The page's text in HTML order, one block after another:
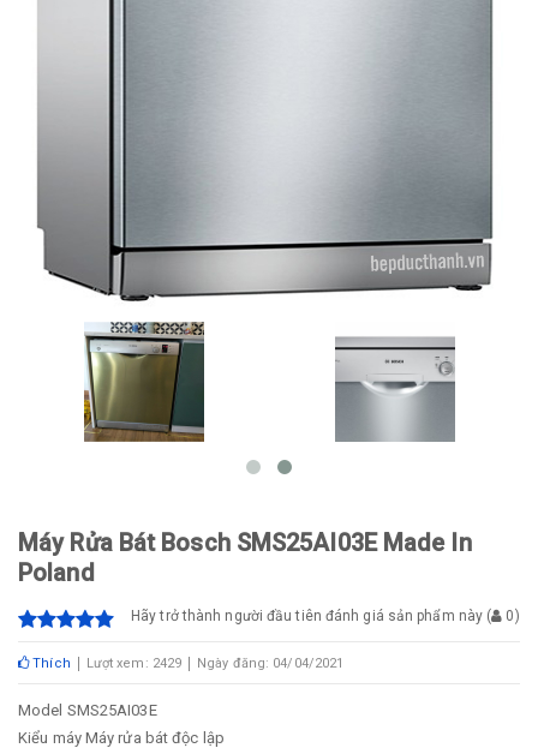
Máy Rửa Bát Bosch SMS25AI03E Made In
Poland
Hãy trở thành người đầu tiên đánh giá sản phẩm này ( 0)
Thích Lượt xem: 2429 Ngày đăng: 04/04/2021
Model SMS25AI03E
Kiểu máy Máy rửa bát độc lập